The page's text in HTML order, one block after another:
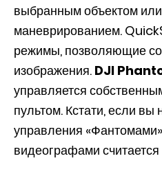
выбранным объектом
маневрированием.
режимы, позволяющие
изображения. DJI
управляется
пультом. Кстати, если вы
управления
видеографами